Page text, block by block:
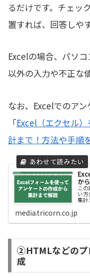
るだけです。チェッ
置すれば、回答しや
Excelの場合、パソ
以外の入力や不正な
なお、Excelでのア
「Excel（エクセル
計まで！方法や手順
か
こ
い
集計
media.tricorn.co.jp
②HTMLなどのプ
成